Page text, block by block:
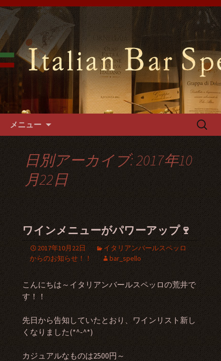
難波千日前のイタリアンバール
スペッロで貸切パーティーを
難波千日前の「イタリアンバールスペ
ッロ」はイタリアの郷土料理や手づく
るパスタやフォカッチャをご用意。1
階～3階席とございますので貸切パー
ティーでご利用可能です。
メニュー
検
日別アーカイブ: 2017年10
月22日
ワインメニューがパワーアップ🍷
2017年10月22日
イタリアンバールスペッロ
からのお知らせ！！
bar_spello
こんにちは～イタリアンバールスペッロの荒井で
す！！
先日から告知していたとおり、ワインリスト新し
くなりました(*^-^*)
カジュアルなものは2500円～